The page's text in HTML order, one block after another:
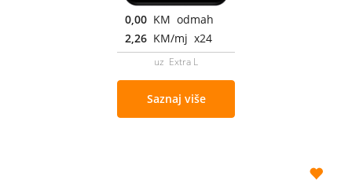
0,00 KM odmah
2,26 KM/mj x24
uz Extra L
Saznaj više